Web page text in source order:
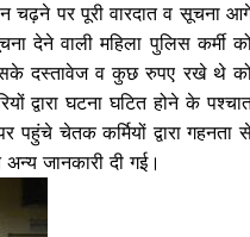
चढ़ने पर पूरी वारदात व सूचना
देने वाली महिला पुलिस कर्मी
दस्तावेज व कुछ रुपए रखे थे
द्वारा घटना घटित होने के
चेतक कर्मियों द्वारा गहनता
जानकारी दी गई।